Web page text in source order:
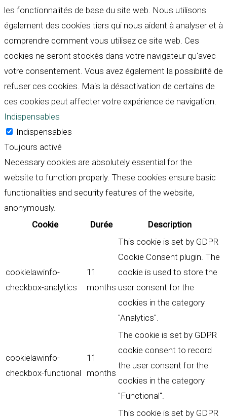
les fonctionnalités de base du site web. Nous utilisons
également des cookies tiers qui nous aident à analyser et à
comprendre comment vous utilisez ce site web. Ces
cookies ne seront stockés dans votre navigateur qu'avec
votre consentement. Vous avez également la possibilité de
refuser ces cookies. Mais la désactivation de certains de
ces cookies peut affecter votre expérience de navigation.
Indispensables
Indispensables
Toujours activé
Necessary cookies are absolutely essential for the
website to function properly. These cookies ensure basic
functionalities and security features of the website,
anonymously.
Cookie
Durée Description
cookielawinfo-
checkbox-analytics
11
months
This cookie is set by GDPR
Cookie Consent plugin. The
cookie is used to store the
user consent for the
cookies in the category
"Analytics".
cookielawinfo-
checkbox-functional
11
months
The cookie is set by GDPR
cookie consent to record
the user consent for the
cookies in the category
"Functional".
This cookie is set by GDPR